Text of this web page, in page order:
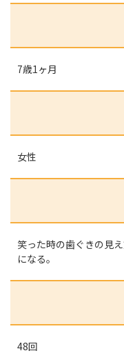
7歳1ヶ月
女性
笑った時の歯ぐきの見
になる。
48回